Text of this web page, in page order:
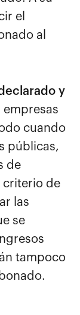
el
al
y
empresas
cuando
públicas,
de
criterio de
las
se
tampoco